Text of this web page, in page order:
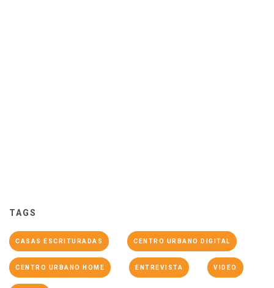
TAGS
CASAS ESCRITURADAS CENTRO URBANO DIGITAL
CENTRO URBANO HOME ENTREVISTA VIDEO